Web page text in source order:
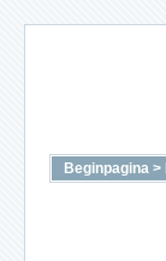
Beginpagina >